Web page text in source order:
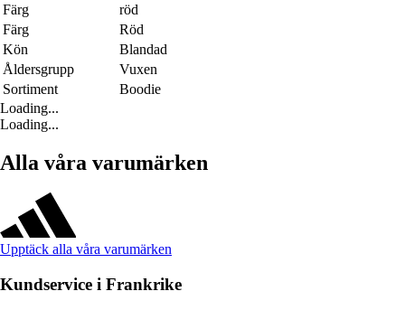
Färg
röd
Färg
Röd
Kön
Blandad
Åldersgrupp
Vuxen
Sortiment
Boodie
Loading...
Loading...
Alla våra varumärken
Upptäck alla våra varumärken
Kundservice i Frankrike